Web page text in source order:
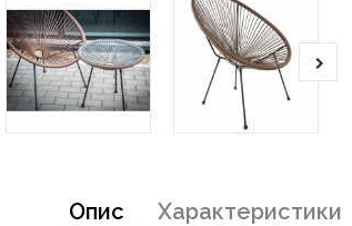
Опис Характеристики